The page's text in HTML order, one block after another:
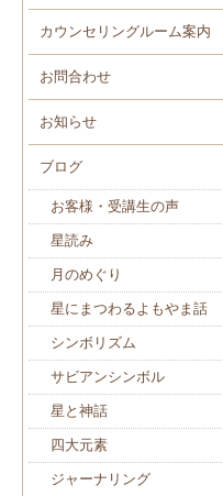
カウンセリングルーム案内
お問合わせ
お知らせ
ブログ
お客様・受講生の声
星読み
月のめぐり
星にまつわるよもやま話
シンボリズム
サビアンシンボル
星と神話
四大元素
ジャーナリング